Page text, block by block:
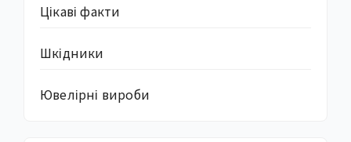
Цікаві факти
Шкідники
Ювелірні вироби